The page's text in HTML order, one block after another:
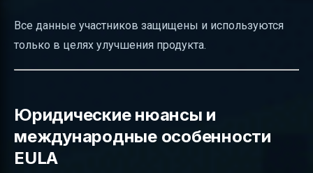
Все данные участников защищены и используются
только в целях улучшения продукта.
Юридические нюансы и
международные особенности
EULA